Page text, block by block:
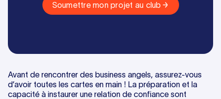
Soumettre mon projet au club
Avant de rencontrer des business angels, assurez-vous
d’avoir toutes les cartes en main ! La préparation et la
capacité à instaurer une relation de confiance sont